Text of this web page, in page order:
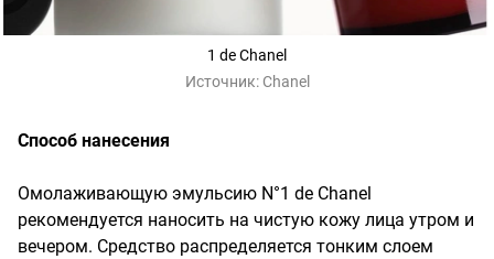
1 de Chanel
Источник: Chanel
Способ нанесения
Омолаживающую эмульсию N°1 de Chanel
рекомендуется наносить на чистую кожу лица утром и
вечером. Средство распределяется тонким слоем